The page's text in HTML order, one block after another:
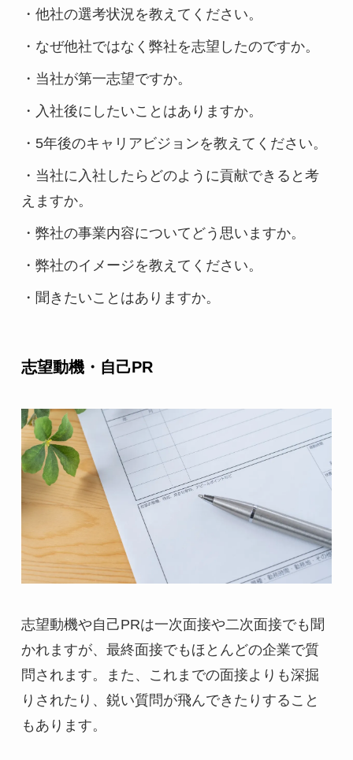
・他社の選考状況を教えてください。
・なぜ他社ではなく弊社を志望したのですか。
・当社が第一志望ですか。
・入社後にしたいことはありますか。
・5年後のキャリアビジョンを教えてください。
・当社に入社したらどのように貢献できると考
えますか。
・弊社の事業内容についてどう思いますか。
・弊社のイメージを教えてください。
・聞きたいことはありますか。
志望動機・自己PR
志望動機や自己PRは一次面接や二次面接でも聞
かれますが、最終面接でもほとんどの企業で質
問されます。また、これまでの面接よりも深掘
りされたり、鋭い質問が飛んできたりすること
もあります。